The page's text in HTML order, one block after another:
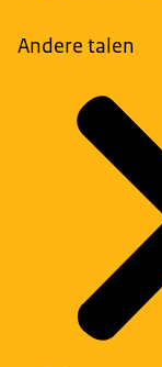
Andere talen